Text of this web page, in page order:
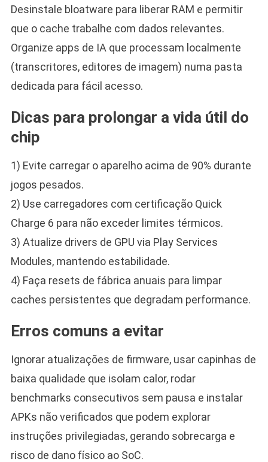
Desinstale bloatware para liberar RAM e permitir
que o cache trabalhe com dados relevantes.
Organize apps de IA que processam localmente
(transcritores, editores de imagem) numa pasta
dedicada para fácil acesso.
Dicas para prolongar a vida útil do
chip
1) Evite carregar o aparelho acima de 90% durante
jogos pesados.
2) Use carregadores com certificação Quick
Charge 6 para não exceder limites térmicos.
3) Atualize drivers de GPU via Play Services
Modules, mantendo estabilidade.
4) Faça resets de fábrica anuais para limpar
caches persistentes que degradam performance.
Erros comuns a evitar
Ignorar atualizações de firmware, usar capinhas de
baixa qualidade que isolam calor, rodar
benchmarks consecutivos sem pausa e instalar
APKs não verificados que podem explorar
instruções privilegiadas, gerando sobrecarga e
risco de dano físico ao SoC.